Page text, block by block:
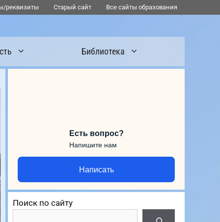
реквизиты Старый сайт Все сайты образования
Библиотека
Есть вопрос?
Напишите нам
Написать
Поиск по сайту